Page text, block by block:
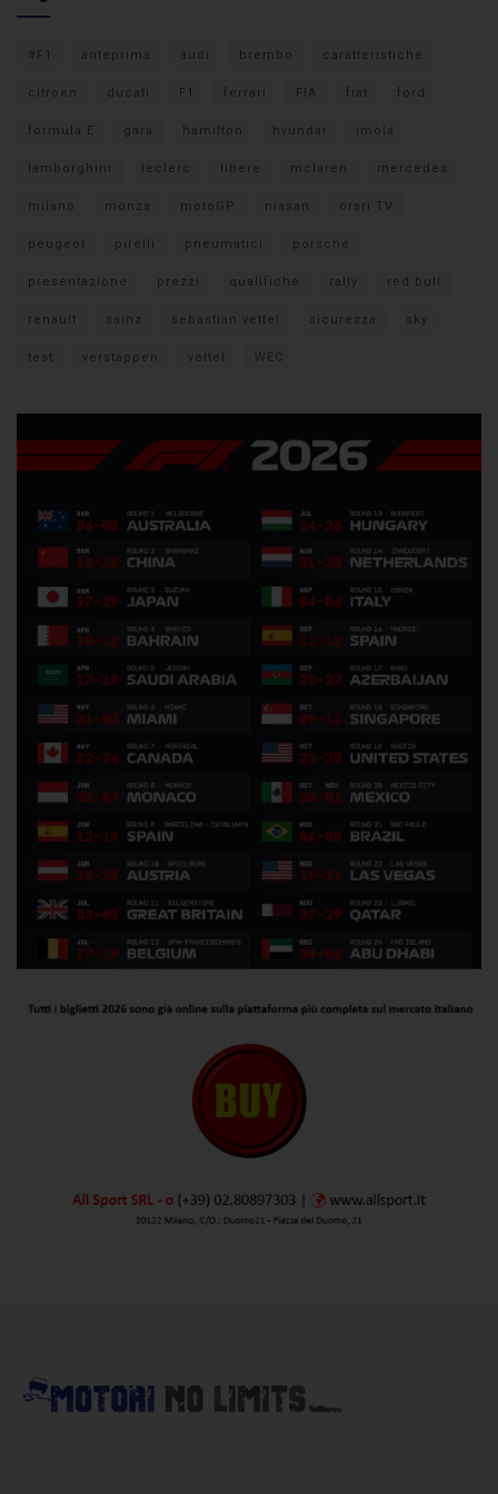
#F1 anteprima audi brembo caratteristiche
citroen ducati F1 ferrari FIA fiat ford
formula E gara hamilton hyundai imola
lamborghini leclerc libere mclaren mercedes
milano monza motoGP nissan orari TV
peugeot pirelli pneumatici porsche
presentazione prezzi qualifiche rally red bull
renault sainz sebastian vettel sicurezza sky
test verstappen vettel WEC